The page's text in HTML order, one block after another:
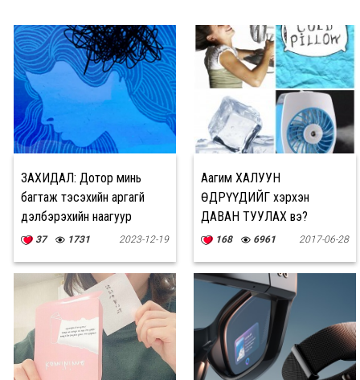
ЗАХИДАЛ: Дотор минь
багтаж тэсэхийн аргагүй
дэлбэрэхийн наагуур
тэвчиж сууна
37 1731 2023-12-19
Аагим ХАЛУУН
ӨДРҮҮДИЙГ хэрхэн
ДАВАН ТУУЛАХ вэ?
168 6961 2017-06-28